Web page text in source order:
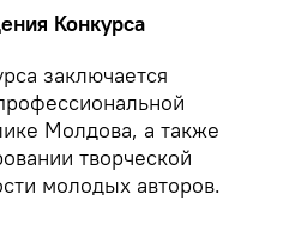
Конкурса
заключается
Молдова, а также
творческой
молодых авторов.